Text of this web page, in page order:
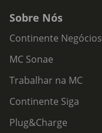
Sobre Nós
Continente Negócios
MC Sonae
Trabalhar na MC
Continente Siga
Plug&Charge